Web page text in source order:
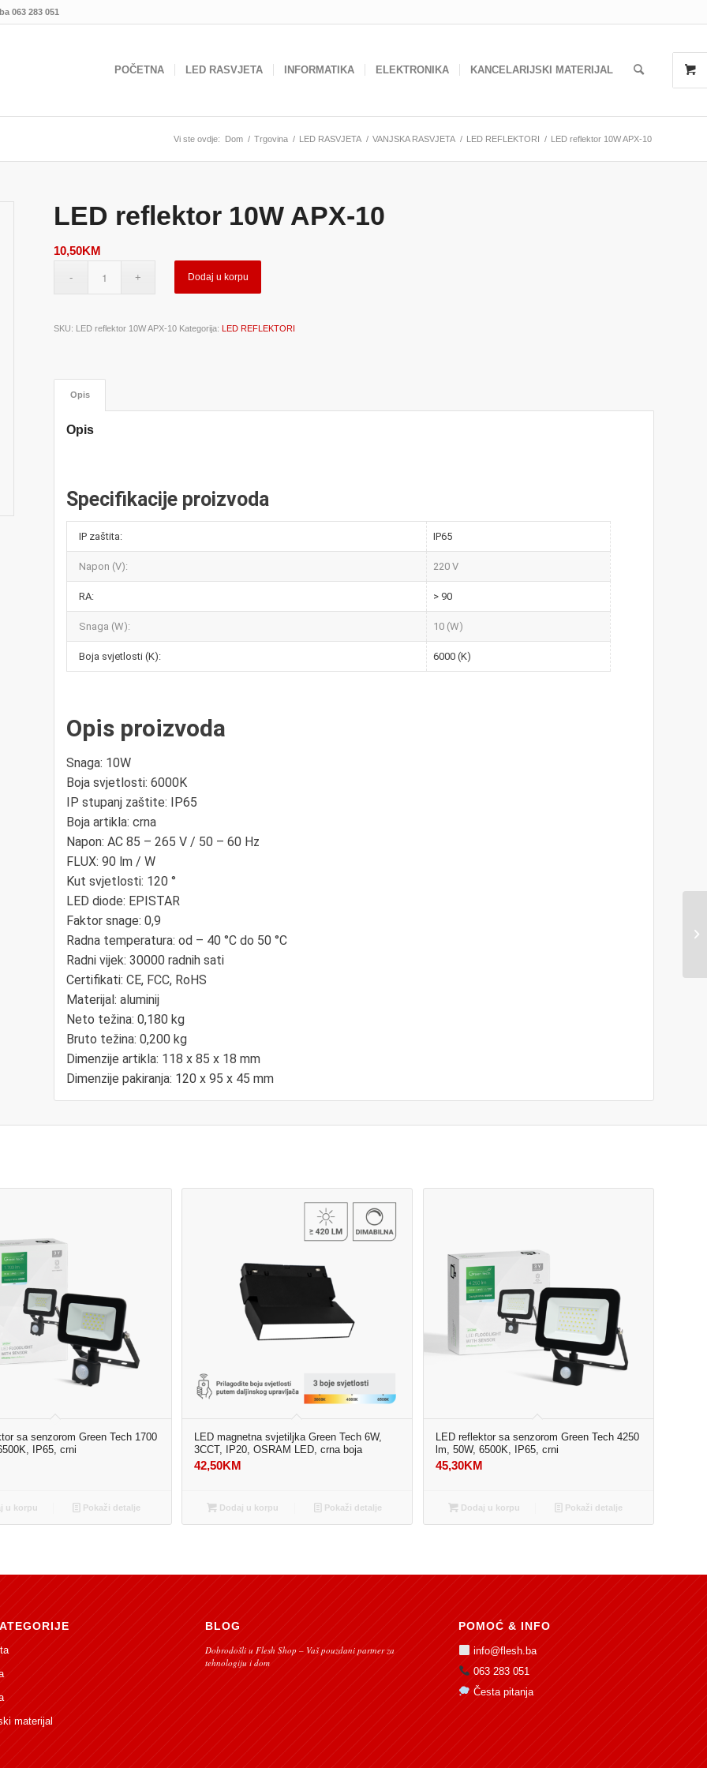
063 283 051
POČETNA LED RASVJETA INFORMATIKA ELEKTRONIKA KANCELARIJSKI MATERIJAL
Vi ste ovdje: Dom / Trgovina / LED RASVJETA / VANJSKA RASVJETA / LED REFLEKTORI / LED reflektor 10W APX-10
LED reflektor 10W APX-10
10,50KM
Dodaj u korpu
SKU: LED reflektor 10W APX-10 Kategorija:LED REFLEKTORI
Opis
Opis
Specifikacije proizvoda
IP zaštita: IP65
Napon (V): 220 V
RA: > 90
Snaga (W): 10 (W)
Boja svjetlosti (K): 6000 (K)
Opis proizvoda
Snaga: 10W
Boja svjetlosti: 6000K
IP stupanj zaštite: IP65
Boja artikla: crna
Napon: AC 85 – 265 V / 50 – 60 Hz
FLUX: 90 lm / W
Kut svjetlosti: 120 °
LED diode: EPISTAR
Faktor snage: 0,9
Radna temperatura: od – 40 °C do 50 °C
Radni vijek: 30000 radnih sati
Certifikati: CE, FCC, RoHS
Materijal: aluminij
Neto težina: 0,180 kg
Bruto težina: 0,200 kg
Dimenzije artikla: 118 x 85 x 18 mm
Dimenzije pakiranja: 120 x 95 x 45 mm
sa senzorom Green Tech 1700
IP65, crni
u korpu Pokaži detalje
LED magnetna svjetiljka Green Tech 6W,
3CCT, IP20, OSRAM LED, crna boja
42,50KM
Dodaj u korpu Pokaži detalje
LED reflektor sa senzorom Green Tech 4250
lm, 50W, 6500K, IP65, crni
45,30KM
Dodaj u korpu Pokaži detalje
materijal
BLOG
Dobrodošli u Flesh Shop – Vaš pouzdani partner za
tehnologiju i dom
POMOĆ & INFO
info@flesh.ba
063 283 051
Česta pitanja